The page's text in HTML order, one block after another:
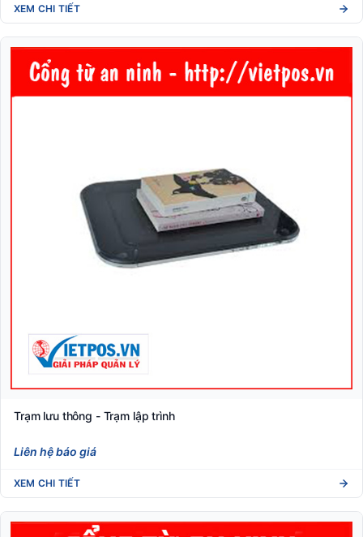
XEM CHI TIẾT
Trạm lưu thông - Trạm lập trình
Liên hệ báo giá
XEM CHI TIẾT